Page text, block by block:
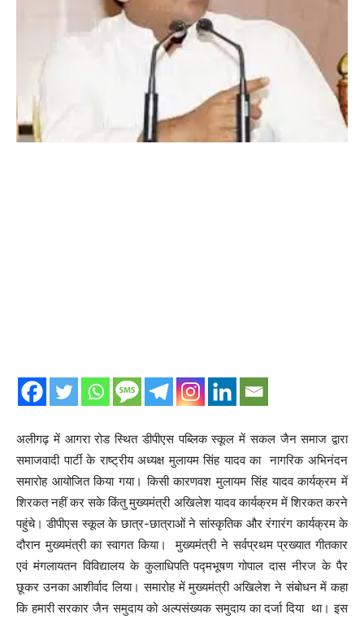
अलीगढ़ में आगरा रोड स्थित डीपीएस पब्लिक स्कूल में सकल जैन समाज द्वारा
समाजवादी पार्टी के राष्ट्रीय अध्यक्ष मुलायम सिंह यादव का नागरिक अभिनंदन
समारोह आयोजित किया गया। किसी कारणवश मुलायम सिंह यादव कार्यक्रम में
शिरकत नहीं कर सके किंतु मुख्यमंत्री अखिलेश यादव कार्यक्रम में शिरकत करने
पहुंचे। डीपीएस स्कूल के छात्र-छात्राओं ने सांस्कृतिक और रंगारंग कार्यक्रम के
दौरान मुख्यमंत्री का स्वागत किया। मुख्यमंत्री ने सर्वप्रथम प्रख्यात गीतकार
एवं मंगलायतन विविद्यालय के कुलाधिपति पद्मभूषण गोपाल दास नीरज के पैर
छूकर उनका आशीर्वाद लिया। समारोह में मुख्यमंत्री अखिलेश ने संबोधन में कहा
कि हमारी सरकार जैन समुदाय को अल्पसंख्यक समुदाय का दर्जा दिया था। इस